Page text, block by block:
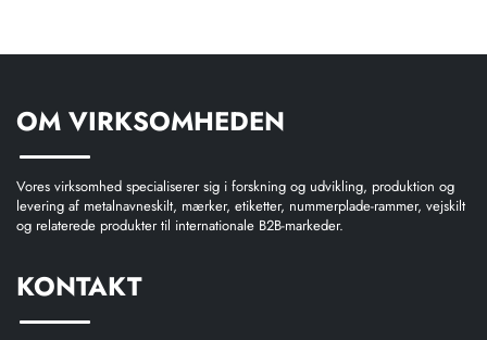
OM VIRKSOMHEDEN
Vores virksomhed specialiserer sig i forskning og udvikling, produktion og
levering af metalnavneskilt, mærker, etiketter, nummerplade-rammer, vejskilt
og relaterede produkter til internationale B2B-markeder.
KONTAKT